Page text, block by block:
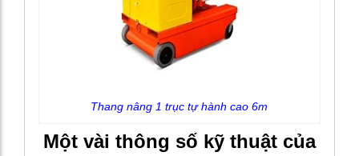
Thang nâng 1 trục tự hành cao 6m
Một vài thông số kỹ thuật của